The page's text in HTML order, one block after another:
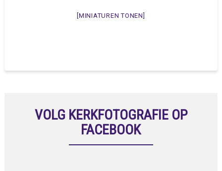
[MINIATUREN TONEN]
VOLG KERKFOTOGRAFIE OP
FACEBOOK